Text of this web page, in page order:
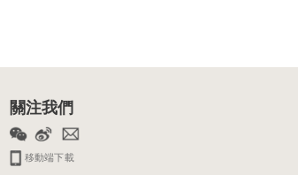
關注我們
移動端下載